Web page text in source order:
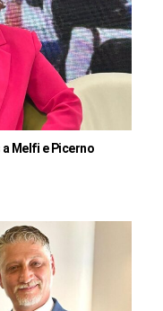
Melfi e Picerno